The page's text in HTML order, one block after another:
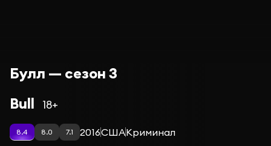
Булл — сезон 3
Bull
18+
8.4 8.0 7.1 2016СШАКриминал